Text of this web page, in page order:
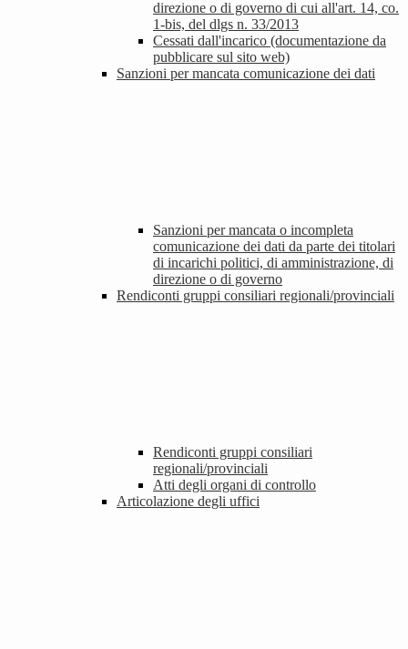
direzione o di governo di cui all'art. 14, co.
1-bis, del dlgs n. 33/2013
Cessati dall'incarico (documentazione da
pubblicare sul sito web)
Sanzioni per mancata comunicazione dei dati
Sanzioni per mancata o incompleta
comunicazione dei dati da parte dei titolari
di incarichi politici, di amministrazione, di
direzione o di governo
Rendiconti gruppi consiliari regionali/provinciali
Rendiconti gruppi consiliari
regionali/provinciali
Atti degli organi di controllo
Articolazione degli uffici